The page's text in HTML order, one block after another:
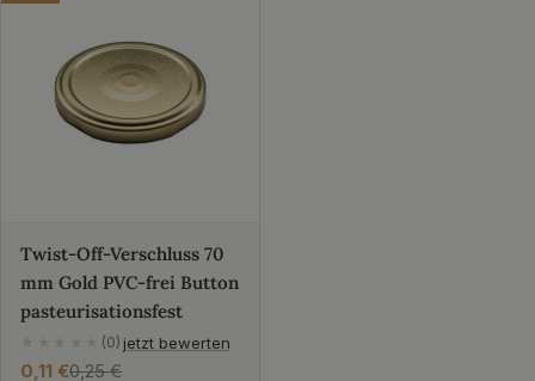
Twist-Off-Verschluss 70
mm Gold PVC-frei Button
pasteurisationsfest
(0) jetzt bewerten
Verkaufspreis
0,11 €
Regulärer
0,25 €